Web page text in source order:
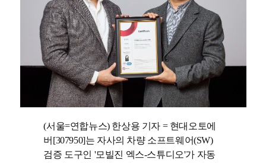
(서울=연합뉴스) 한상용 기자 = 현대오토에
버[307950]는 자사의 차량 소프트웨어(SW)
검증 도구인 '모빌진 엑스-스튜디오'가 자동